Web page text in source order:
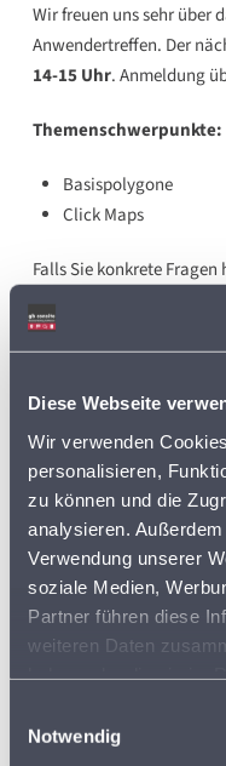
Diese Webseite
Wir verwenden
personalisieren,
zu können und die
analysieren.
Verwendung unserer
soziale Medien,
Partner führen diese
weiteren Daten
Cookies, wenn Sie
Notwendig
Wir freuen uns sehr über
Anwendertreffen. Der
14-15 Uhr. Anmeldung
Themenschwerpunkte:
Basispolygone
Click Maps
Falls Sie konkrete
besprechen dürfen,
mal vormerken:
12 Uhr.
Aus der Werkstatt…
Wir beschäftigen uns
Daten aus
CodX/ProMail und Abos
Verlagssystemen) zur
auch für die Weitergabe
TIPPS & TRICKS